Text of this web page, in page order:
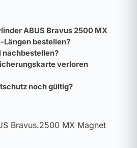
ABUS Bravus 2500 MX
Längen bestellen?
nachbestellen?
verloren
noch gültig?
Bravus.2500 MX Magnet